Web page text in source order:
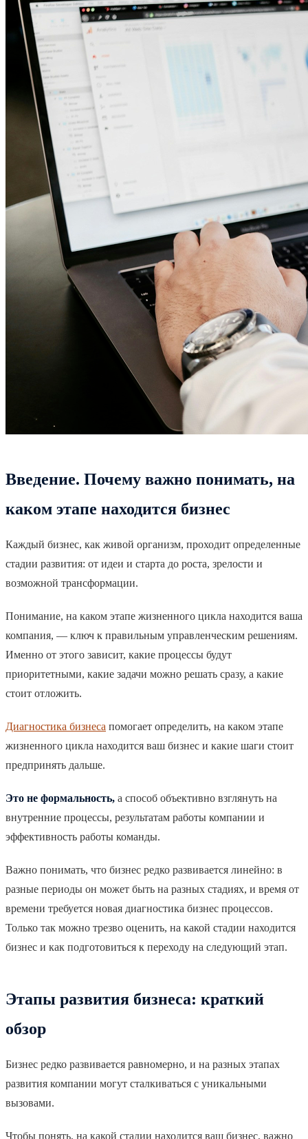
Введение. Почему важно понимать, на
каком этапе находится бизнес
Каждый бизнес, как живой организм, проходит определенные
стадии развития: от идеи и старта до роста, зрелости и
возможной трансформации.
Понимание, на каком этапе жизненного цикла находится ваша
компания, — ключ к правильным управленческим решениям.
Именно от этого зависит, какие процессы будут
приоритетными, какие задачи можно решать сразу, а какие
стоит отложить.
Диагностика бизнеса помогает определить, на каком этапе
жизненного цикла находится ваш бизнес и какие шаги стоит
предпринять дальше.
Это не формальность, а способ объективно взглянуть на
внутренние процессы, результатам работы компании и
эффективность работы команды.
Важно понимать, что бизнес редко развивается линейно: в
разные периоды он может быть на разных стадиях, и время от
времени требуется новая диагностика бизнес процессов.
Только так можно трезво оценить, на какой стадии находится
бизнес и как подготовиться к переходу на следующий этап.
Этапы развития бизнеса: краткий
обзор
Бизнес редко развивается равномерно, и на разных этапах
развития компании могут сталкиваться с уникальными
вызовами.
Чтобы понять, на какой стадии находится ваш бизнес, важно